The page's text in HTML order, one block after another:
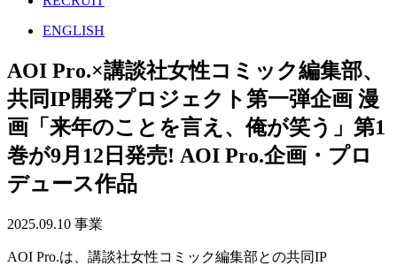
ENGLISH
AOI Pro.×講談社女性コミック編集部、
共同IP開発プロジェクト第一弾企画 漫
画「来年のことを言え、俺が笑う」第1
巻が9月12日発売! AOI Pro.企画・プロ
デュース作品
2025.09.10 事業
AOI Pro.は、講談社女性コミック編集部との共同IP